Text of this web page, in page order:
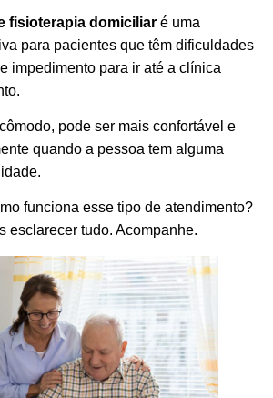
fisioterapia domiciliar é uma
para pacientes que têm dificuldades
impedimento para ir até a clínica
pode ser mais confortável e
quando a pessoa tem alguma
funciona esse tipo de atendimento?
esclarecer tudo. Acompanhe.